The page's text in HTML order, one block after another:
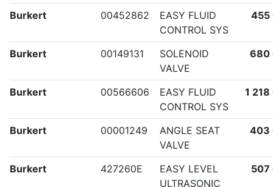
Burkert 00452862
EASY FLUID
CONTROL SYS
455
Burkert 00149131
SOLENOID
VALVE
680
Burkert 00566606
EASY FLUID
CONTROL SYS
1 218
Burkert 00001249
ANGLE SEAT
VALVE
403
Burkert 427260E
EASY LEVEL
ULTRASONIC
507